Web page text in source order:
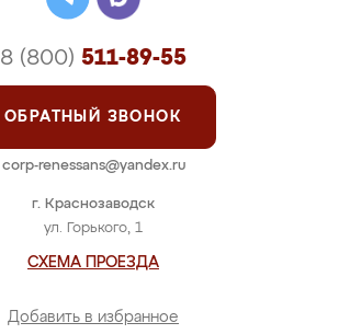
г. Краснозаводск
ул. Горького, 1
СХЕМА ПРОЕЗДА
Добавить в избранное
8 (800) 511-89-55
ОБРАТНЫЙ ЗВОНОК
corp-renessans@yandex.ru